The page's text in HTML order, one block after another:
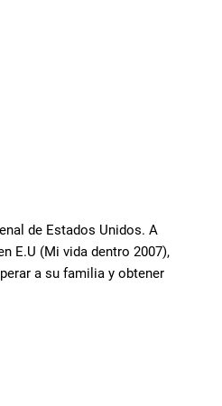
de Estados Unidos. A
E.U (Mi vida dentro 2007),
a su familia y obtener